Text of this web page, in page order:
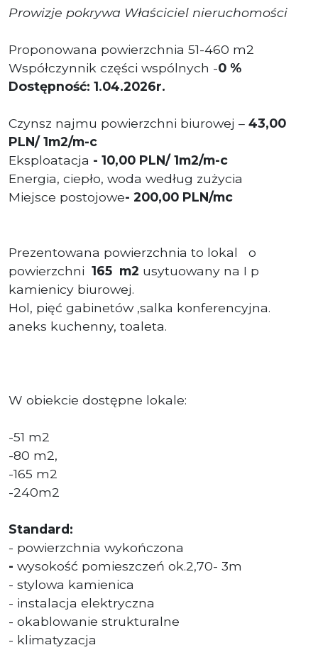
Prowizje pokrywa Właściciel nieruchomości
Proponowana powierzchnia 51-460 m2
Współczynnik części wspólnych -0 %
Dostępność: 1.04.2026r.
Czynsz najmu powierzchni biurowej – 43,00
PLN/ 1m2/m-c
Eksploatacja - 10,00 PLN/ 1m2/m-c
Energia, ciepło, woda według zużycia
Miejsce postojowe- 200,00 PLN/mc
Prezentowana powierzchnia to lokal o
powierzchni 165 m2 usytuowany na I p
kamienicy biurowej.
Hol, pięć gabinetów ,salka konferencyjna.
aneks kuchenny, toaleta.
W obiekcie dostępne lokale:
-51 m2
-80 m2,
-165 m2
-240m2
Standard:
- powierzchnia wykończona
- wysokość pomieszczeń ok.2,70- 3m
- stylowa kamienica
- instalacja elektryczna
- okablowanie strukturalne
- klimatyzacja